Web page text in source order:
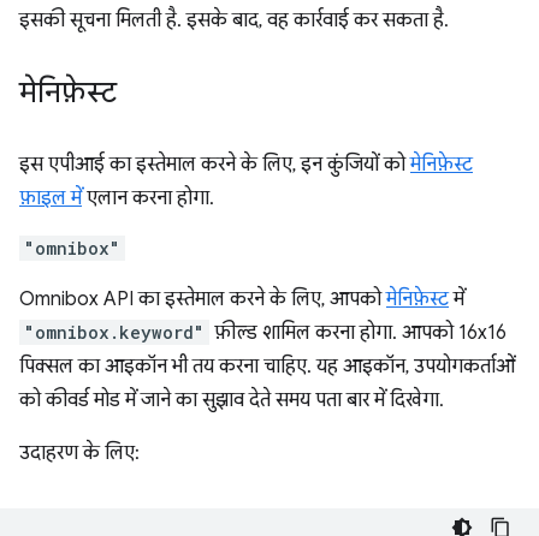
इसकी सूचना मिलती है. इसके बाद, वह कार्रवाई कर सकता है.
मेनिफ़ेस्ट
इस एपीआई का इस्तेमाल करने के लिए, इन कुंजियों कोमेनिफ़ेस्ट
फ़ाइल मेंएलान करना होगा.
"omnibox"
Omnibox API का इस्तेमाल करने के लिए, आपकोमेनिफ़ेस्टमें
"omnibox.keyword" फ़ील्ड शामिल करना होगा. आपको 16x16
पिक्सल का आइकॉन भी तय करना चाहिए. यह आइकॉन, उपयोगकर्ताओं
को कीवर्ड मोड में जाने का सुझाव देते समय पता बार में दिखेगा.
उदाहरण के लिए: